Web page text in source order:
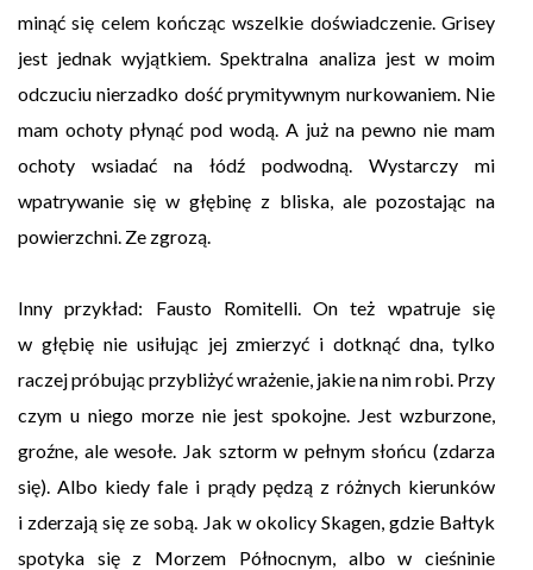
minąć się celem kończąc wszelkie doświadczenie. Grisey
jest jednak wyjątkiem. Spektralna analiza jest w moim
odczuciu nierzadko dość prymitywnym nurkowaniem. Nie
mam ochoty płynąć pod wodą. A już na pewno nie mam
ochoty wsiadać na łódź podwodną. Wystarczy mi
wpatrywanie się w głębinę z bliska, ale pozostając na
powierzchni. Ze zgrozą.
Inny przykład: Fausto Romitelli. On też wpatruje się
w głębię nie usiłując jej zmierzyć i dotknąć dna, tylko
raczej próbując przybliżyć wrażenie, jakie na nim robi. Przy
czym u niego morze nie jest spokojne. Jest wzburzone,
groźne, ale wesołe. Jak sztorm w pełnym słońcu (zdarza
się). Albo kiedy fale i prądy pędzą z różnych kierunków
i zderzają się ze sobą. Jak w okolicy Skagen, gdzie Bałtyk
spotyka się z Morzem Północnym, albo w cieśninie